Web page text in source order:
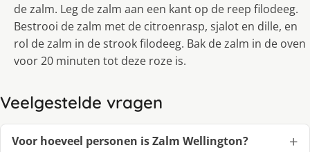
de zalm. Leg de zalm aan een kant op de reep filodeeg.
Bestrooi de zalm met de citroenrasp, sjalot en dille, en
rol de zalm in de strook filodeeg. Bak de zalm in de oven
voor 20 minuten tot deze roze is.
Veelgestelde vragen
Voor hoeveel personen is Zalm Wellington?